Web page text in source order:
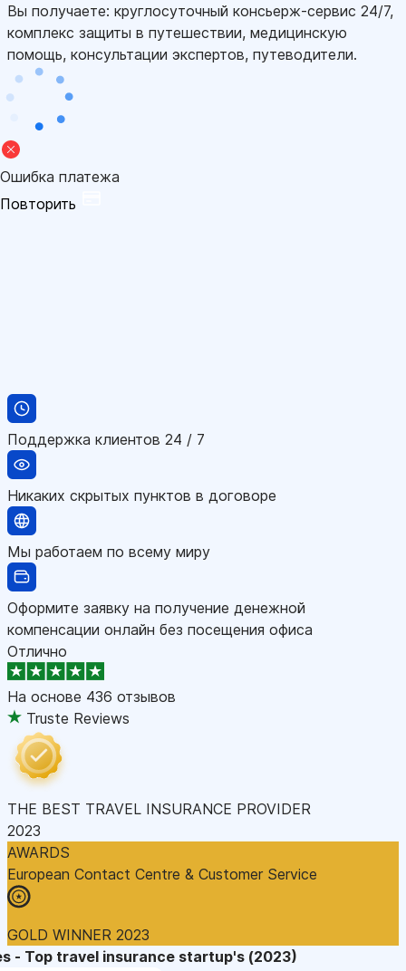
Вы получаете: круглосуточный консьерж-сервис 24/7,
комплекс защиты в путешествии, медицинскую
помощь, консультации экспертов, путеводители.
Ошибка платежа
Повторить
Поддержка клиентов 24 / 7
Никаких скрытых пунктов в договоре
Мы работаем по всему миру
Оформите заявку на получение денежной
компенсации онлайн без посещения офиса
Отлично
На основе 436 отзывов
Truste Reviews
THE BEST TRAVEL INSURANCE PROVIDER
2023
AWARDS
European Contact Centre & Customer Service
GOLD WINNER 2023
- Top travel insurance startup's (2023)